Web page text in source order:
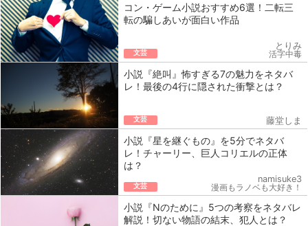
コン・ゲーム小説おすすめ6選！二転三
転の騙しあいが面白い作品
文芸
とりみ
活字中毒
小説『絶叫』怖すぎる7の魅力をネタバ
レ！最後の4行に隠された衝撃とは？
文芸 藤堂しま
小説『星を継ぐもの』を5分でネタバ
レ！チャーリー、巨人コリエルの正体
は？
文芸
namisuke3
漫画もラノベも大好き！
小説『Nのために』5つの考察をネタバレ
解説！切ない物語の結末、犯人とは？